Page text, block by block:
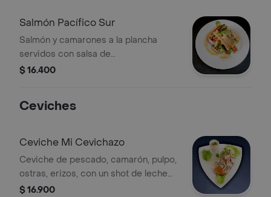
Salmón Pacífico Sur
Salmón y camarones a la plancha
servidos con salsa de
vermouth,crema de leche y verduras
$ 16.400
Ceviches
Ceviche Mi Cevichazo
Ceviche de pescado, camarón, pulpo,
ostras, erizos, con un shot de leche
de tigre acompañado de choclo
$ 16.900